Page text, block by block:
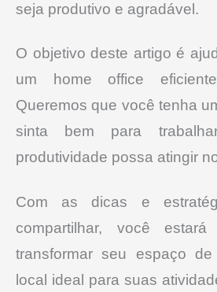
seja produtivo e agradável.
O objetivo deste artigo é
um home office
Queremos que você tenha
sinta bem para
produtividade possa atingir
Com as dicas e
compartilhar, você
transformar seu espaço
local ideal para suas